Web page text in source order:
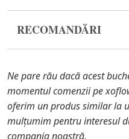
buchetul dvs. nu a
vă rugăm să ne
În cazul în care oricare
ale buchetului nu se
înlocuire cu un articol
să știți că florile sunt
RECOMANDĂRI
ambalajul
cuțit sau un
Umpleți vaza cu
capacitate și
dacă acestea ajung
Ne pare rău dacă acest
momentul comenzii pe
oferim un produs similar la
mulțumim pentru interesul
compania noastră.